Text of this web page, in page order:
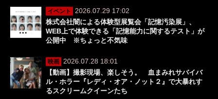
イベント
2026.07.29 17:02
株式会社闇による体験型展覧会「記憶汚染展」、
WEB上で体験できる「記憶能力に関するテスト」が
公開中 ※ちょっと不気味
映画
2026.07.28 18:01
【動画】撮影現場、楽しそう。 血まみれサバイバ
ル・ホラー『レディ・オア・ノット２』で大暴れす
るスクリームクイーンたち